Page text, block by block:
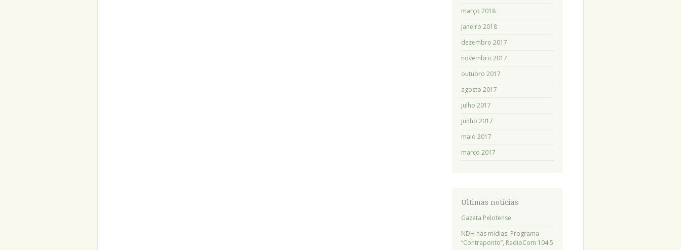
março 2018
janeiro 2018
dezembro 2017
novembro 2017
outubro 2017
agosto 2017
julho 2017
junho 2017
maio 2017
março 2017
Últimas notícias
Gazeta Pelotense
NDH nas mídias. Programa
“Contraponto”, RadioCom 104.5